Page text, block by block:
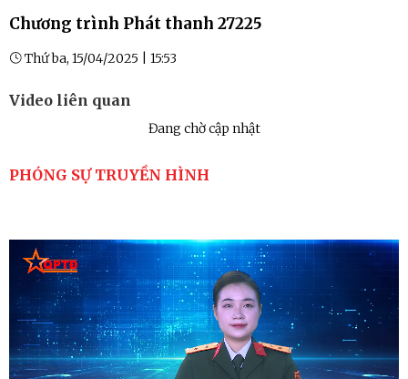
Chương trình Phát thanh 27225
Thứ ba, 15/04/2025 | 15:53
Video liên quan
Đang chờ cập nhật
PHÓNG SỰ TRUYỀN HÌNH